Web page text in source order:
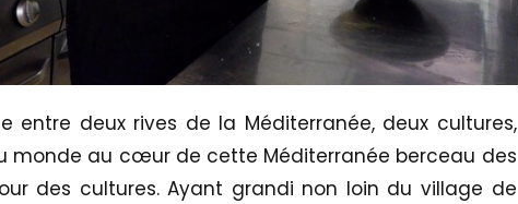
entre deux rives de la Méditerranée, deux cultures,
monde au cœur de cette Méditerranée berceau des
des cultures. Ayant grandi non loin du village de